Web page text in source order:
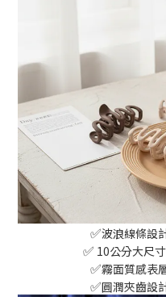
✅波浪線條設
✅ 10公分大尺
✅霧面質感表
✅圓潤夾齒設